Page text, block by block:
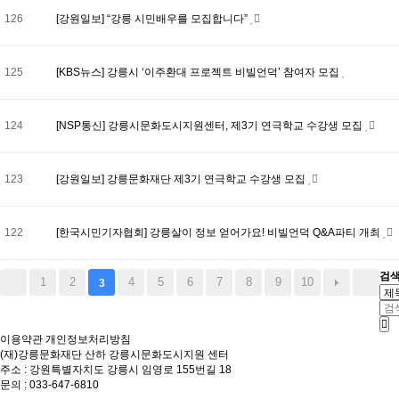
126 [강원일보] “강릉 시민배우를 모집합니다”
125 [KBS뉴스] 강릉시 ‘이주환대 프로젝트 비빌언덕’ 참여자 모집
124 [NSP통신] 강릉시문화도시지원센터, 제3기 연극학교 수강생 모집
123 [강원일보] 강릉문화재단 제3기 연극학교 수강생 모집
122 [한국시민기자협회] 강릉살이 정보 얻어가요! 비빌언덕 Q&A파티 개최
1 2 3 4 5 6 7 8 9 10 검
이용약관 개인정보처리방침
(재)강릉문화재단 산하 강릉시문화도시지원 센터
주소 : 강원특별자치도 강릉시 임영로 155번길 18
문의 : 033-647-6810